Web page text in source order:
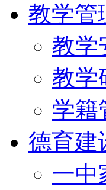
教学管
教学
教学
学籍
德育建
一中